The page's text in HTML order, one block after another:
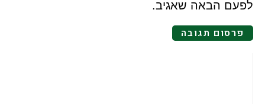
לפעם הבאה שאגיב.